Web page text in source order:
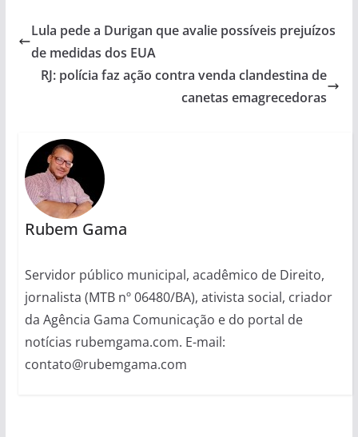
Lula pede a Durigan que avalie possíveis prejuízos
de medidas dos EUA
RJ: polícia faz ação contra venda clandestina de
canetas emagrecedoras
Rubem Gama
Servidor público municipal, acadêmico de Direito,
jornalista (MTB nº 06480/BA), ativista social, criador
da Agência Gama Comunicação e do portal de
notícias rubemgama.com. E-mail:
contato@rubemgama.com